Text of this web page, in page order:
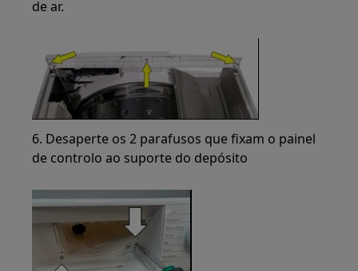
de ar.
6. Desaperte os 2 parafusos que fixam o painel
de controlo ao suporte do depósito